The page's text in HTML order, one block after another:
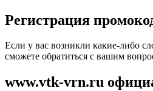
Регистрация
Если у вас возникли какие-либо
сможете обратиться с вашим
www.vtk-vrn.ru